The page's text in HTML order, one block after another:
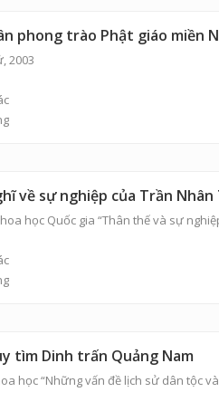
phong trào Phật giáo miền
2003
về sự nghiệp của Trần Nhân
học Quốc gia “Thân thế và sự
tìm Dinh trấn Quảng Nam
học “Những vấn đề lịch sử dân tộc